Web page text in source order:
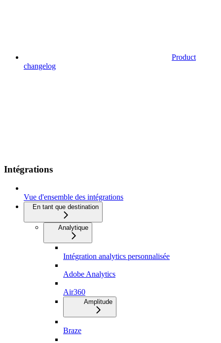
Product
changelog
Intégrations
Vue d'ensemble des intégrations
En tant que destination
Analytique
Intégration analytics personnalisée
Adobe Analytics
Air360
Amplitude
Braze